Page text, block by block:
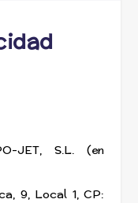
JET, S.L. (en
9, Local 1, CP: